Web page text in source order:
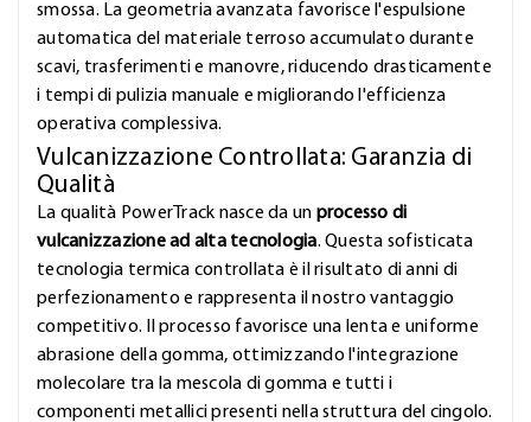
smossa. La geometria avanzata favorisce l'espulsione
automatica del materiale terroso accumulato durante
scavi, trasferimenti e manovre, riducendo drasticamente
i tempi di pulizia manuale e migliorando l'efficienza
operativa complessiva.
Vulcanizzazione Controllata: Garanzia di
Qualità
La qualità PowerTrack nasce da un processo di
vulcanizzazione ad alta tecnologia. Questa sofisticata
tecnologia termica controllata è il risultato di anni di
perfezionamento e rappresenta il nostro vantaggio
competitivo. Il processo favorisce una lenta e uniforme
abrasione della gomma, ottimizzando l'integrazione
molecolare tra la mescola di gomma e tutti i
componenti metallici presenti nella struttura del cingolo.